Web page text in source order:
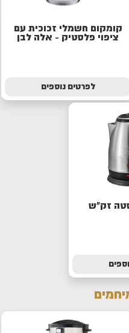
קומקום חשמלי זכוכית עם
ציפוי פלסטיק - אלה לבן
לפרטים נוספים
זק"ש